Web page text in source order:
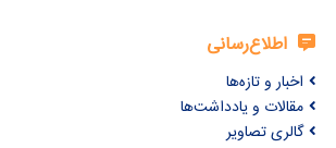
اطلاع‌رسانی
اخبار و تازه‌ها
مقالات و یادداشت‌ها
گالری تصاویر